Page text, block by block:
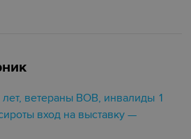
ветераны ВОВ, инвалиды 1
вход на выставку —